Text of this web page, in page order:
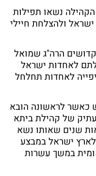
הקהילה נשאו תפילות
ולהצלחת חיילי
הרה"ג שמואל
לאחדות ישראל
לאחדות תחלחל
לראשונה הובא
של קהילת ביתא
שנים שאותו נשא
ישראל במבצע
במשך עשרות